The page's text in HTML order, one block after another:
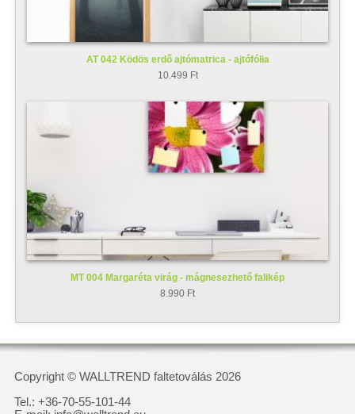
AT 042 Ködös erdő ajtómatrica - ajtófólia
10.499 Ft
MT 004 Margaréta virág - mágnesezhető falikép
8.990 Ft
Copyright © WALLTREND faltetoválás 2026
Tel.: +36-70-55-101-44